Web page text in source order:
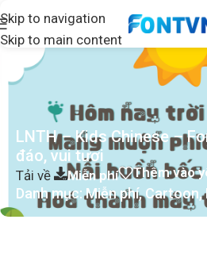
Skip to navigation
Skip to main content
LNTH – Kids Chinese –
đáo, vui tươi
Tải về Miễn phí Thêm vào
Danh mục:Miễn phí,Cartoon,